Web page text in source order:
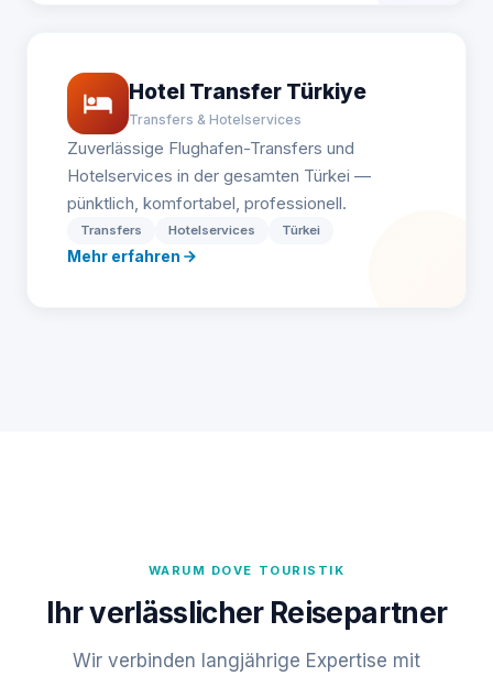
Hotel Transfer Türkiye
Transfers & Hotelservices
Zuverlässige Flughafen-Transfers und
Hotelservices in der gesamten Türkei —
pünktlich, komfortabel, professionell.
Transfers Hotelservices Türkei
Mehr erfahren
WARUM DOVE TOURISTIK
Ihr verlässlicher Reisepartner
Wir verbinden langjährige Expertise mit